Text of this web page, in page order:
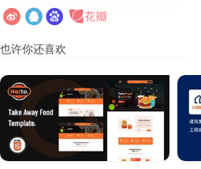
也许你还喜欢